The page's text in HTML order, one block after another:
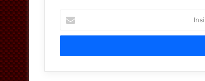
s
r